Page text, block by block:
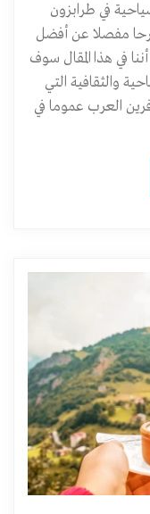
في طرابزون
مفصلا عن أفضل
في هذا المقال سوف
والثقافية التي
العرب عموما في